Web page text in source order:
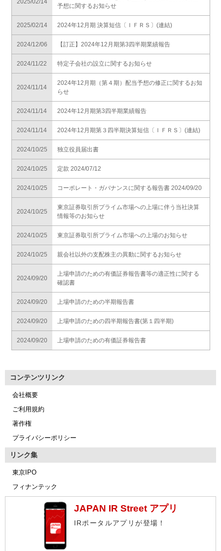
予想に関するお知らせ
2025/02/14 2024年12月期 決算短信〔ＩＦＲＳ〕(連結)
2024/12/06 【訂正】2024年12月期第3四半期業績報告
2024/11/22 特定子会社の設立に関するお知らせ
2024/11/14
2024年12月期（第４期）配当予想の修正に関するお知
らせ
2024/11/14 2024年12月期第3四半期業績報告
2024/11/14 2024年12月期第３四半期決算短信〔ＩＦＲＳ〕(連結)
2024/10/25 独立役員届出書
2024/10/25 定款 2024/07/12
2024/10/25 コーポレート・ガバナンスに関する報告書 2024/09/20
2024/10/25
東京証券取引所プライム市場への上場に伴う当社決算
情報等のお知らせ
2024/10/25 東京証券取引所プライム市場への上場のお知らせ
2024/10/25 親会社以外の支配株主の異動に関するお知らせ
2024/09/20
上場申請のための有価証券報告書等の適正性に関する
確認書
2024/09/20 上場申請のための半期報告書
2024/09/20 上場申請のための四半期報告書(第１四半期)
2024/09/20 上場申請のための有価証券報告書
コンテンツリンク
会社概要
ご利用規約
著作権
プライバシーポリシー
リンク集
東京IPO
フィナンテック
JAPAN IR Street アプリ
IRポータルアプリが登場！